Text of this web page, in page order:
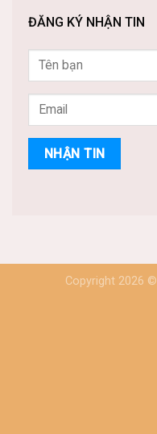
ĐĂNG KÝ NHẬN TIN
Copyright 2026 ©